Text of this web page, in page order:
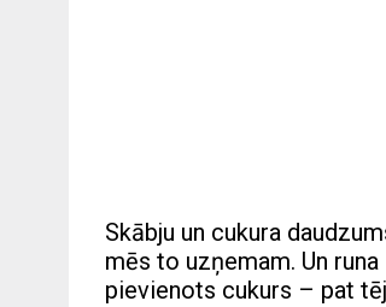
Skābju un cukura
mēs to uzņemam. Un
pievienots cukurs – pat